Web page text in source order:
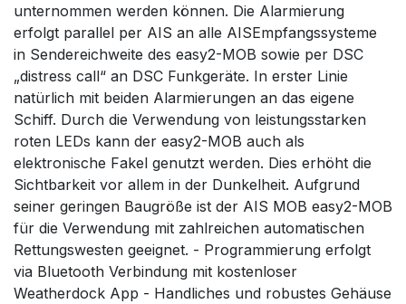
unternommen werden können. Die Alarmierung
erfolgt parallel per AIS an alle AISEmpfangssysteme
in Sendereichweite des easy2-MOB sowie per DSC
„distress call“ an DSC Funkgeräte. In erster Linie
natürlich mit beiden Alarmierungen an das eigene
Schiff. Durch die Verwendung von leistungsstarken
roten LEDs kann der easy2-MOB auch als
elektronische Fakel genutzt werden. Dies erhöht die
Sichtbarkeit vor allem in der Dunkelheit. Aufgrund
seiner geringen Baugröße ist der AIS MOB easy2-MOB
für die Verwendung mit zahlreichen automatischen
Rettungswesten geeignet. - Programmierung erfolgt
via Bluetooth Verbindung mit kostenloser
Weatherdock App - Handliches und robustes Gehäuse